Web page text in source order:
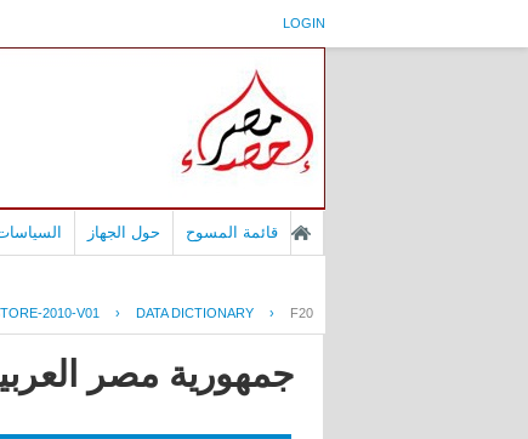
LOGIN
قائمة المسوح حول الجهاز
2010-V01 › DATA DICTIONARY › F20
جمهورية مصر العربية